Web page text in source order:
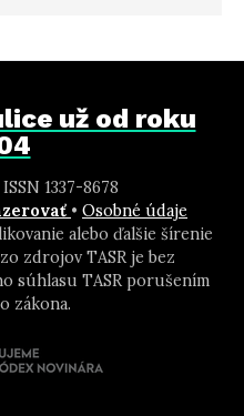
už od roku
1337-8678
• Osobné údaje
alebo ďalšie šírenie
zdrojov TASR je bez
súhlasu TASR porušením
zákona.